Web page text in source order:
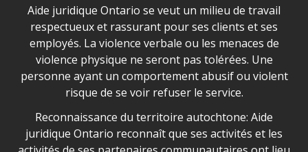
Déclaration sur la sécurité dans les locaux d'AJO.
Aide juridique Ontario se veut un milieu de travail
respectueux et rassurant pour ses clients et ses
employés. La violence verbale ou les menaces de
violence physique ne seront pas tolérées. Une
personne ayant un comportement abusif ou violent
risque de se voir refuser le service.
Legal Aid Ontario land acknowledgement
Reconnaissance du territoire autochtone: Aide
juridique Ontario reconnaît que ses activités et les